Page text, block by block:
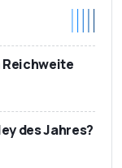
Reichweite
des Jahres?